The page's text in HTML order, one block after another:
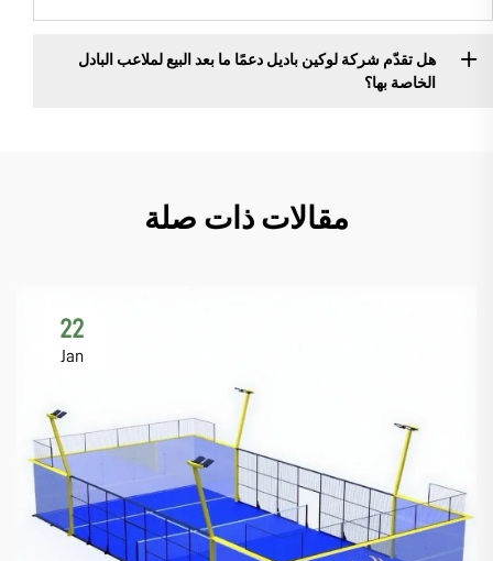
هل تقدّم شركة لوكين باديل دعمًا ما بعد البيع لملاعب البادل
الخاصة بها؟
مقالات ذات صلة
22
Jan